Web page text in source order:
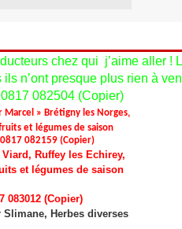
chez qui j’aime aller !
n’ont presque plus rien à
Marcel » Brétigny les Norges,
et légumes de saison
Viard, Ruffey les Echirey,
et légumes de saison
Slimane, Herbes diverses